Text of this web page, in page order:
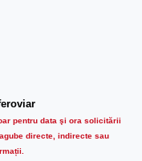
pentru data şi ora solicitării
directe, indirecte sau